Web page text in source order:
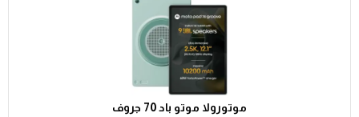
موتورولا موتو باد 70 جروف